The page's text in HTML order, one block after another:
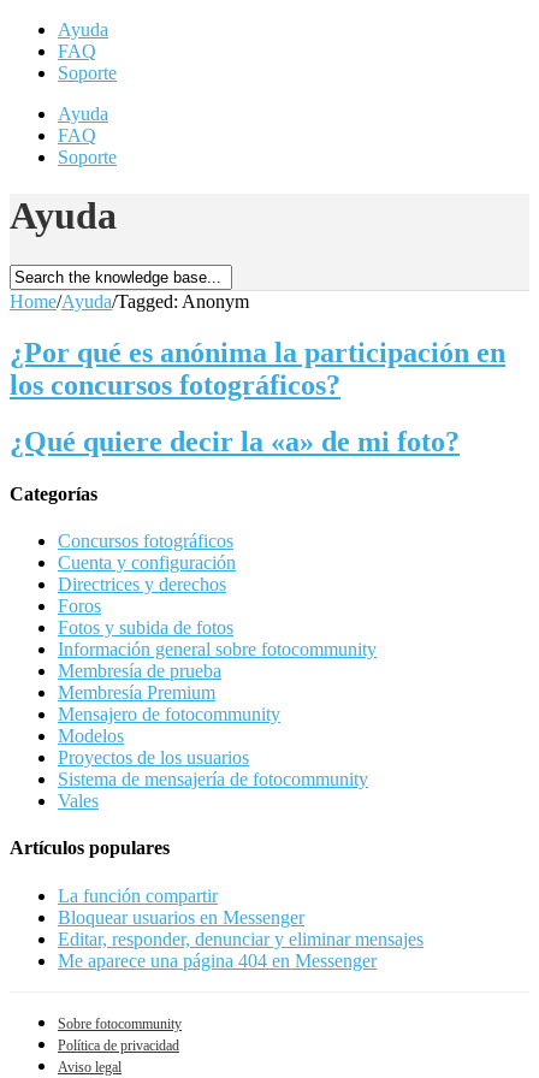
Ayuda
FAQ
Soporte
Ayuda
FAQ
Soporte
Ayuda
Home/Ayuda/Tagged: Anonym
¿Por qué es anónima la participación en
los concursos fotográficos?
¿Qué quiere decir la «a» de mi foto?
Categorías
Concursos fotográficos
Cuenta y configuración
Directrices y derechos
Foros
Fotos y subida de fotos
Información general sobre fotocommunity
Membresía de prueba
Membresía Premium
Mensajero de fotocommunity
Modelos
Proyectos de los usuarios
Sistema de mensajería de fotocommunity
Vales
Artículos populares
La función compartir
Bloquear usuarios en Messenger
Editar, responder, denunciar y eliminar mensajes
Me aparece una página 404 en Messenger
Sobre fotocommunity
Política de privacidad
Aviso legal